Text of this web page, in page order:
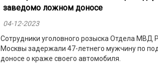
заведомо ложном доносе
04-12-2023
Сотрудники уголовного розыска Отдела МВД
Москвы задержали 47-летнего мужчину по
доносе о краже своего автомобиля.